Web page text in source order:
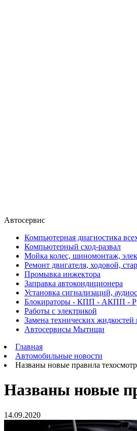
Автосервис
Компьютерная диагностика
Компьютерный сход-развал
Мойка колес, шиномонтаж,
Ремонт двигателя, ходовой,
Промывка инжектора
Заправка автокондиционера
Установка сигнализаций,
Блокираторы - КПП - АКПП -
Работы с электрикой
Замена технических
Автосервисы Мытищи
Главная
Автомобильные новости
Названы новые правила
Названы новые
14.09.2020